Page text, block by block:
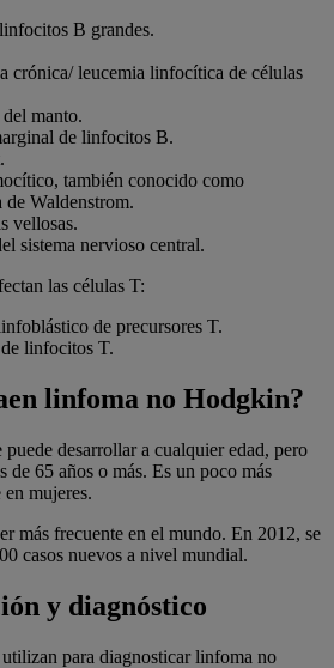
B grandes.
crónica/ leucemia linfocítica de células
manto.
de linfocitos B.
también conocido como
Waldenstrom.
vellosas.
sistema nervioso central.
las células T:
de precursores T.
linfocitos T.
linfoma no Hodgkin?
desarrollar a cualquier edad, pero
de 65 años o más. Es un poco más
mujeres.
más frecuente en el mundo. En 2012, se
casos nuevos a nivel mundial.
y diagnóstico
para diagnosticar linfoma no